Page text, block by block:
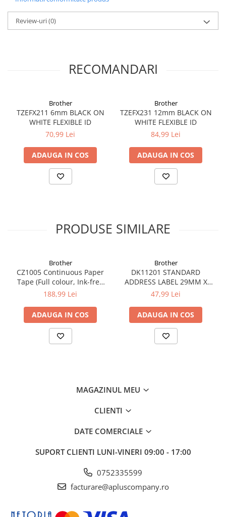
PT-D200BWVP , PT-H105BW , PT-H107B , PT-H75 , PT-E100 , PT-
E100VP
Review-uri(0)
RECOMANDARI
Brother
TZEFX211 6mm BLACK ON
WHITE FLEXIBLE ID
70,99 Lei
ADAUGA IN COS
Brother
TZEFX231 12mm BLACK ON
WHITE FLEXIBLE ID
84,99 Lei
ADAUGA IN COS
PRODUSE SIMILARE
Brother
CZ1005 Continuous Paper
Tape (Full colour, Ink-free
50mm), 5m lungime; pt. VC-
188,99 Lei
ADAUGA IN COS
Brother
DK11201 STANDARD
ADDRESS LABEL 29MM X
90MM X 400
47,99 Lei
ADAUGA IN COS
MAGAZINUL MEU
CLIENTI
DATE COMERCIALE
SUPORT CLIENTI LUNI-VINERI 09:00 - 17:00
0752335599
facturare@apluscompany.ro